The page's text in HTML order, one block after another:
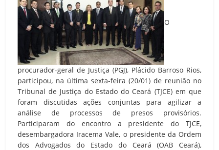
O
procurador-geral de Justiça (PGJ), Plácido Barroso Rios,
participou, na última sexta-feira (20/01) de reunião no
Tribunal de Justiça do Estado do Ceará (TJCE) em que
foram discutidas ações conjuntas para agilizar a
análise de processos de presos provisórios.
Participaram do encontro a presidente do TJCE,
desembargadora Iracema Vale, o presidente da Ordem
dos Advogados do Estado do Ceará (OAB Ceará),